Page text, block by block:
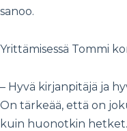
sanoo.
Yrittämisessä Tommi
– Hyvä kirjanpitäjä ja
On tärkeää, että on
kuin huonotkin hetket.